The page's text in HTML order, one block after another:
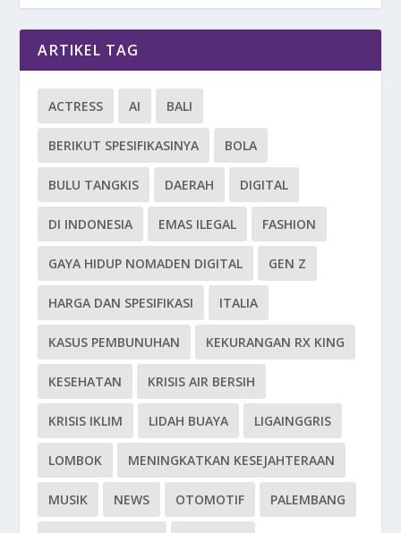
ARTIKEL TAG
ACTRESS AI BALI
BERIKUT SPESIFIKASINYA BOLA
BULU TANGKIS DAERAH DIGITAL
DI INDONESIA EMAS ILEGAL FASHION
GAYA HIDUP NOMADEN DIGITAL GEN Z
HARGA DAN SPESIFIKASI ITALIA
KASUS PEMBUNUHAN KEKURANGAN RX KING
KESEHATAN KRISIS AIR BERSIH
KRISIS IKLIM LIDAH BUAYA LIGAINGGRIS
LOMBOK MENINGKATKAN KESEJAHTERAAN
MUSIK NEWS OTOMOTIF PALEMBANG